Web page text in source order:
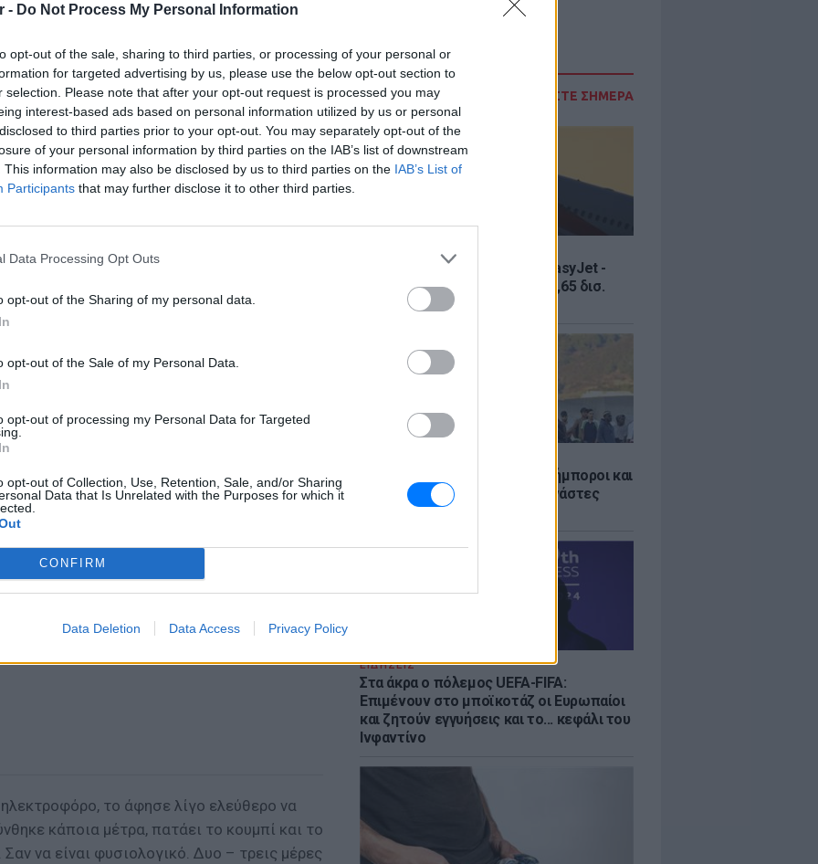
- Do Not Process My Personal Information
opt-out of the sale, sharing to third parties, or processing of your personal or
for targeted advertising by us, please use the below opt-out section to
selection. Please note that after your opt-out request is processed you may
interest-based ads based on personal information utilized by us or personal
to third parties prior to your opt-out. You may separately opt-out of the
of your personal information by third parties on the IAB’s list of downstream
This information may also be disclosed by us to third parties on the IAB’s List of
Participants that may further disclose it to other third parties.
Data Processing Opt Outs
opt-out of the Sharing of my personal data.
opt-out of the Sale of my Personal Data.
opt-out of processing my Personal Data for Targeted
opt-out of Collection, Use, Retention, Sale, and/or Sharing
Data that Is Unrelated with the Purposes for which it
CONFIRM
Data Deletion Data Access Privacy Policy
ΔΙΑΒΑΣΤΕ ΣΗΜΕΡΑ
Συμφωνία εξαγοράς για την EasyJet -
Στην αμερικανική Appolo για 6,65 δισ.
Θέουτα: «Οι κάτοικοι είναι ανήμποροι και
γεμάτοι αγωνία» - 5.000 μετανάστες
παραμένουν στην περιοχή
ΕΙΔΗΣΕΙΣ
Στα άκρα ο πόλεμος UEFA-FIFA:
Επιμένουν στο μποϊκοτάζ οι Ευρωπαίοι
και ζητούν εγγυήσεις και το... κεφάλι του
Ινφαντίνο
προανακριτικά υπηρεσίας
παράλληλα διαπιστώθηκε ότι για το ζώο
ευζωίας, δεν έφερε κωδικό
βιβλιαρίου υγείας.
δικογραφία στο πλαίσιο της
του επιβλήθηκε και πρόστιμο
«Live News» ύστερα από σχετική
ο ιδιοκτήτης του σκυλιού εφαρμόζει
το ζώο να κυκλοφορεί χωρίς λουρί και να
ΔΙΑΦΗΜΙΣΗ
το άφησε λίγο ελεύθερο να
κάποια μέτρα, πατάει το κουμπί και το
να είναι φυσιολογικό. Δυο – τρεις μέρες